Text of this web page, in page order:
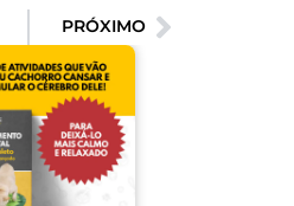
PRÓXIMO